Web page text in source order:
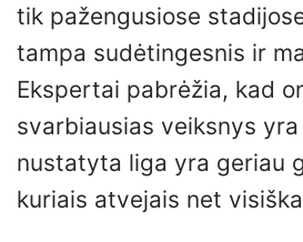
tik pažengusiose
tampa sudėtingesnis ir
Ekspertai pabrėžia, kad
svarbiausias veiksnys
nustatyta liga yra geriau
kuriais atvejais net